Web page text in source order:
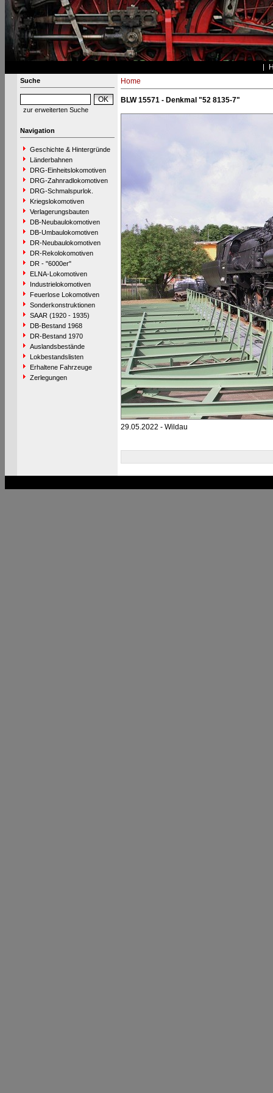
Suche
zur erweiterten Suche
Navigation
Geschichte & Hintergründe
Länderbahnen
DRG-Einheitslokomotiven
DRG-Zahnradlokomotiven
DRG-Schmalspurlok.
Kriegslokomotiven
Verlagerungsbauten
DB-Neubaulokomotiven
DB-Umbaulokomotiven
DR-Neubaulokomotiven
DR-Rekolokomotiven
DR - "6000er"
ELNA-Lokomotiven
Industrielokomotiven
Feuerlose Lokomotiven
Sonderkonstruktionen
SAAR (1920 - 1935)
DB-Bestand 1968
DR-Bestand 1970
Auslandsbestände
Lokbestandslisten
Erhaltene Fahrzeuge
Zerlegungen
Home
BLW 15571 - Denkmal "52 8135-7"
29.05.2022 - Wildau